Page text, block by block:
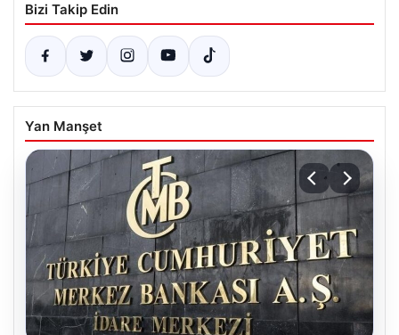
Bizi Takip Edin
Yan Manşet